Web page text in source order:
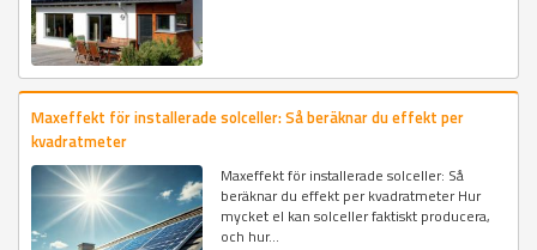
Maxeffekt för installerade solceller: Så beräknar du effekt per
kvadratmeter
Maxeffekt för installerade solceller: Så
beräknar du effekt per kvadratmeter Hur
mycket el kan solceller faktiskt producera,
och hur...